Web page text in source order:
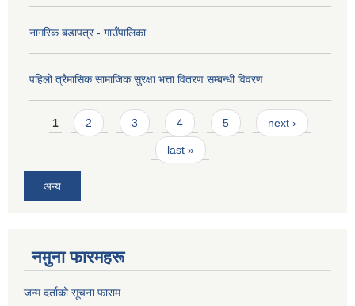
नागरिक बडापत्र - गाउँपालिका
पहिलो त्रैमासिक सामाजिक सुरक्षा भत्ता वितरण सम्बन्धी विवरण
Pages
1 2 3 4 5 next ›
last »
अन्य
नमुना फारमहरू
जन्म दर्ताको सूचना फाराम